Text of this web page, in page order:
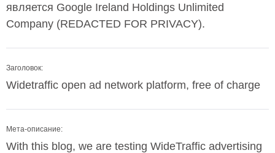
является Google Ireland Holdings Unlimited
Company (REDACTED FOR PRIVACY).
Заголовок:
Widetraffic open ad network platform, free of charge
Мета-описание:
With this blog, we are testing WideTraffic advertising